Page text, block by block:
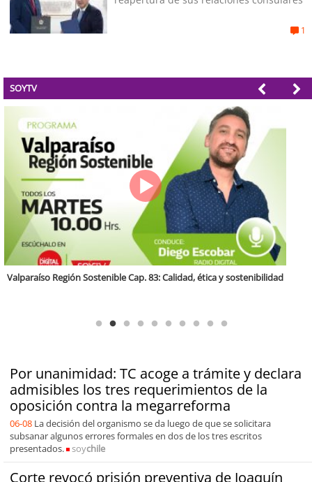
1
SOYTV
Por unanimidad: TC acoge a trámite y declara
admisibles los tres requerimientos de la
oposición contra la megarreforma
06-08 La decisión del organismo se da luego de que se solicitara
subsanar algunos errores formales en dos de los tres escritos
presentados.
soychile
Corte revocó prisión preventiva de Joaquín